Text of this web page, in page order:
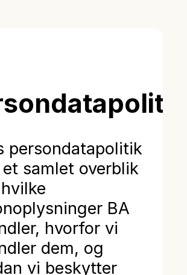
persondatapolitik
samlet overblik
BA
hvorfor vi
dem, og
vi beskytter